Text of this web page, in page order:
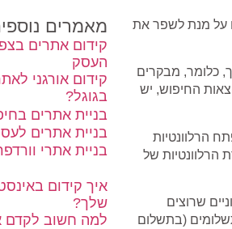
על מנת לשפר את
כלומר, מבקרים
החיפוש, יש
הרלוונטיות
הרלוונטיות של
שרוצים
(בתשלום
מאמרים
קידום אתרים
העסק
קידום אורגני
בגוגל?
בניית אתרים
בניית אתרים
בניית אתרי
איך קידום
שלך?
למה חשוב לקדם